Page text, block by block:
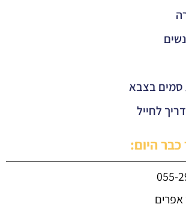
סמים בצבא
לחייל
היום: